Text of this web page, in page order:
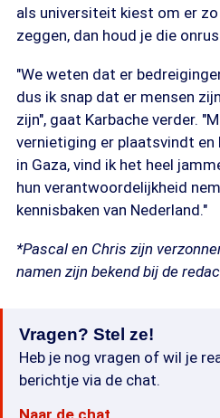
als universiteit kiest om er
zeggen, dan houd je die
"We weten dat er
dus ik snap dat er mensen
zijn", gaat Karbache verder.
vernietiging er plaatsvindt en
in Gaza, vind ik het heel
hun verantwoordelijkheid
kennisbaken van Nederland."
*Pascal en Chris zijn
namen zijn bekend bij de
Vragen? Stel ze!
Heb je nog vragen of wil je
berichtje via de chat.
Naar de chat